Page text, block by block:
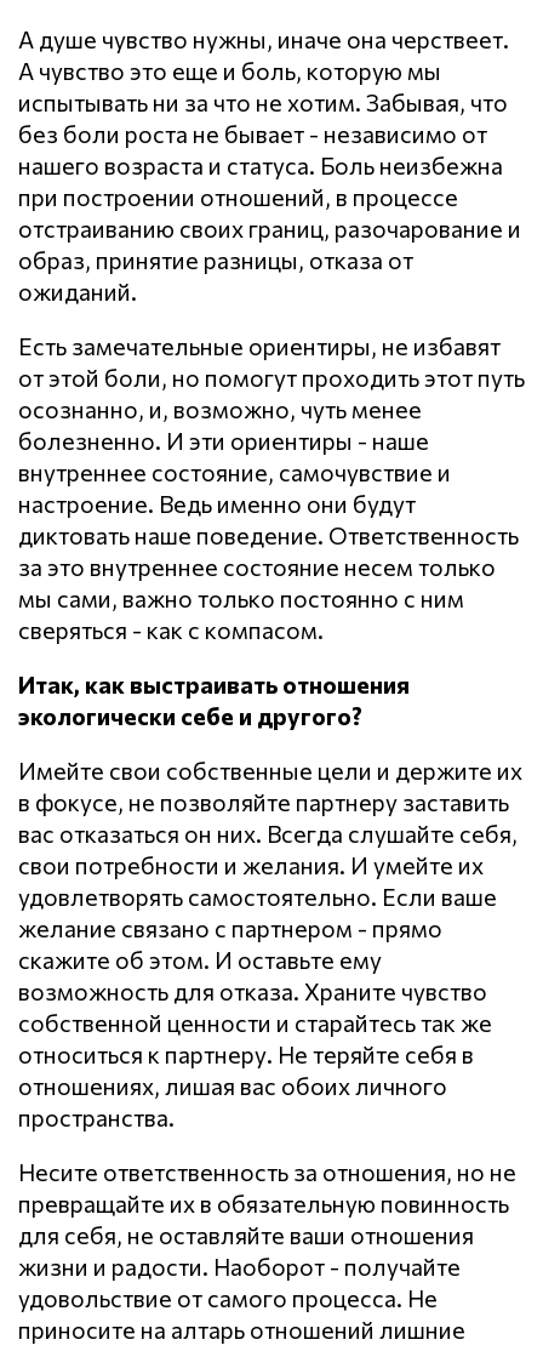
А душе чувство нужны, иначе она черствеет.
А чувство это еще и боль, которую мы
испытывать ни за что не хотим. Забывая, что
без боли роста не бывает - независимо от
нашего возраста и статуса. Боль неизбежна
при построении отношений, в процессе
отстраиванию своих границ, разочарование и
образ, принятие разницы, отказа от
ожиданий.
Есть замечательные ориентиры, не избавят
от этой боли, но помогут проходить этот путь
осознанно, и, возможно, чуть менее
болезненно. И эти ориентиры - наше
внутреннее состояние, самочувствие и
настроение. Ведь именно они будут
диктовать наше поведение. Ответственность
за это внутреннее состояние несем только
мы сами, важно только постоянно с ним
сверяться - как с компасом.
Итак, как выстраивать отношения
экологически себе и другого?
Имейте свои собственные цели и держите их
в фокусе, не позволяйте партнеру заставить
вас отказаться он них. Всегда слушайте себя,
свои потребности и желания. И умейте их
удовлетворять самостоятельно. Если ваше
желание связано с партнером - прямо
скажите об этом. И оставьте ему
возможность для отказа. Храните чувство
собственной ценности и старайтесь так же
относиться к партнеру. Не теряйте себя в
отношениях, лишая вас обоих личного
пространства.
Несите ответственность за отношения, но не
превращайте их в обязательную повинность
для себя, не оставляйте ваши отношения
жизни и радости. Наоборот - получайте
удовольствие от самого процесса. Не
приносите на алтарь отношений лишние